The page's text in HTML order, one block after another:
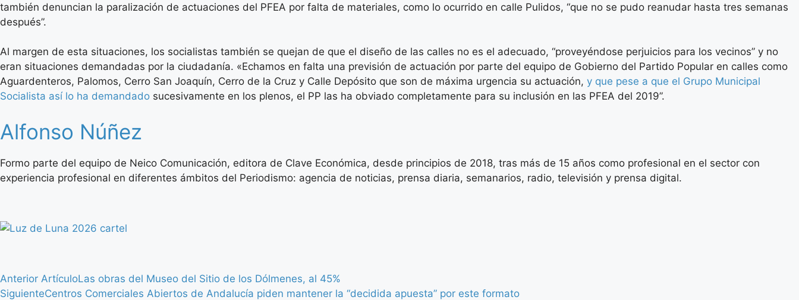
también denuncian la paralización de actuaciones del PFEA por falta de materiales, como lo ocurrido en calle Pulidos, “que no se pudo reanudar hasta tres semanas
después”.
Al margen de esta situaciones, los socialistas también se quejan de que el diseño de las calles no es el adecuado, “proveyéndose perjuicios para los vecinos” y no
eran situaciones demandadas por la ciudadanía. «Echamos en falta una previsión de actuación por parte del equipo de Gobierno del Partido Popular en calles como
Aguardenteros, Palomos, Cerro San Joaquín, Cerro de la Cruz y Calle Depósito que son de máxima urgencia su actuación, y que pese a que el Grupo Municipal
Socialista así lo ha demandado sucesivamente en los plenos, el PP las ha obviado completamente para su inclusión en las PFEA del 2019”.
Alfonso Núñez
Formo parte del equipo de Neico Comunicación, editora de Clave Económica, desde principios de 2018, tras más de 15 años como profesional en el sector con
experiencia profesional en diferentes ámbitos del Periodismo: agencia de noticias, prensa diaria, semanarios, radio, televisión y prensa digital.
Anterior ArtículoLas obras del Museo del Sitio de los Dólmenes, al 45%
SiguienteCentros Comerciales Abiertos de Andalucía piden mantener la “decidida apuesta” por este formato